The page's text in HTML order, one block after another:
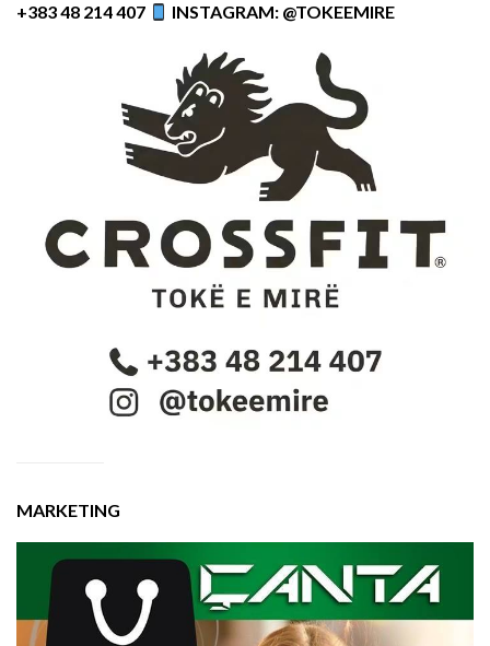
+383 48 214 407
INSTAGRAM: @TOKEEMIRE
MARKETING